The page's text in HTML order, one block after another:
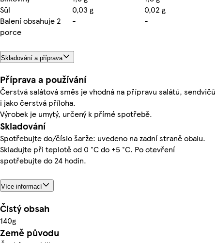
Sůl
0,03 g
0,02 g
Balení obsahuje 2
porce
- -
Skladování a příprava
Příprava a používání
Čerstvá salátová směs je vhodná na přípravu salátů, sendvičů
i jako čerstvá příloha.
Výrobek je umytý, určený k přímé spotřebě.
Skladování
Spotřebujte do/číslo šarže: uvedeno na zadní straně obalu.
Skladujte při teplotě od 0 °C do +5 °C. Po otevření
spotřebujte do 24 hodin.
Více informací
Čistý obsah
140g
Země původu